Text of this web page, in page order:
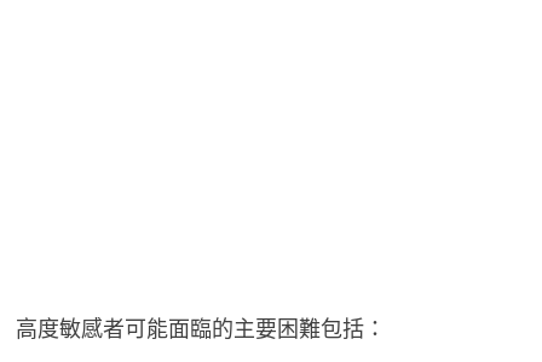
高度敏感者可能面臨的主要困難包括：